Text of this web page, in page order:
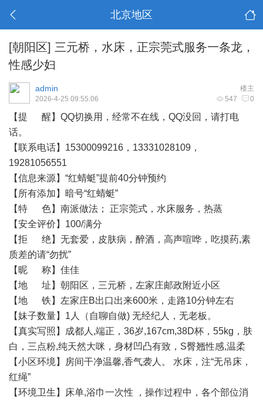
北京地区
[朝阳区] 三元桥，水床，正宗莞式服务一条龙，
性感少妇
楼主
admin
547 0
2026-4-25 09:55:06
【提 醒】QQ切换用，经常不在线，QQ没回，请打电
话。
【联系电话】15300099216，13331028109，
19281056551
【信息来源】“红蜻蜓”提前40分钟预约
【所有添加】暗号“红蜻蜓”
【特 色】南派做法； 正宗莞式，水床服务，热蒸
【安全评价】100/满分
【拒 绝】无套爱，皮肤病，醉酒，高声喧哗，吃摸药,素
质差的请“勿扰”
【昵 称】佳佳
【地 址】朝阳区，三元桥，左家庄邮政附近小区
【地 铁】左家庄B出口出来600米，走路10分钟左右
【妹子数量】1人（自聊自做) 无经纪人，无老板。
【真实写照】成都人,端正，36岁,167cm,38D杯，55kg，肤
白，三点粉,纯天然大咪，身材凹凸有致，S臀翘性感,温柔
【小区环境】房间干净温馨,香气袭人。 水床，注“无吊床，
红绳”
【环境卫生】床单,浴巾一次性 ，操作过程中，各个部位消